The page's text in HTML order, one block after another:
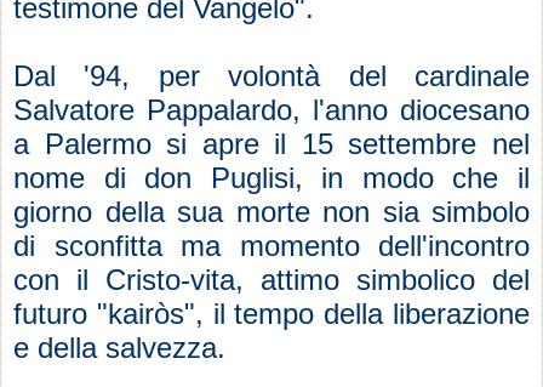
testimone del Vangelo".
Dal '94, per volontà del cardinale
Salvatore Pappalardo, l'anno diocesano
a Palermo si apre il 15 settembre nel
nome di don Puglisi, in modo che il
giorno della sua morte non sia simbolo
di sconfitta ma momento dell'incontro
con il Cristo-vita, attimo simbolico del
futuro "kairòs", il tempo della liberazione
e della salvezza.